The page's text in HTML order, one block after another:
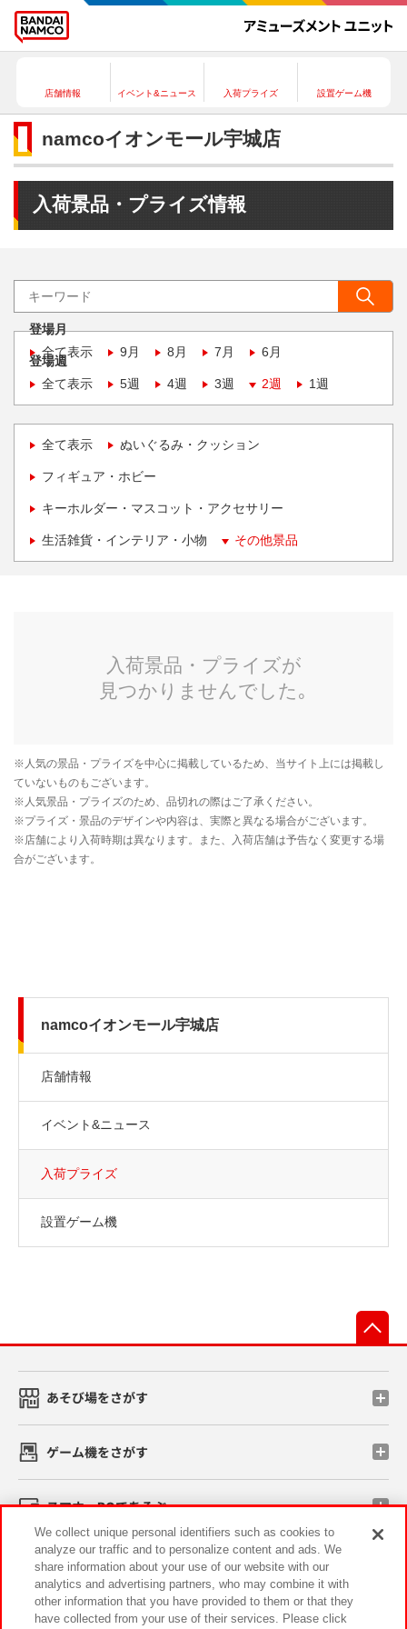
店舗情報 イベント&ニュース 入荷プライズ 設置ゲーム機
namcoイオンモール宇城店
入荷景品・プライズ情報
登場月
全て表示
9月 8月 7月 6月
登場週
全て表示
5週 4週 3週 2週 1週
全て表示 ぬいぐるみ・クッション
フィギュア・ホビー
キーホルダー・マスコット・アクセサリー
生活雑貨・インテリア・小物 その他景品
namcoイオンモール宇城店
店舗情報
イベント&ニュース
入荷プライズ
設置ゲーム機
あそび場をさがす
ゲーム機をさがす
スマホ・PCであそぶ
イベント・キャンペーン
We collect unique personal identifiers such as cookies to
analyze our traffic and to personalize content and ads. We
share information about your use of our website with our
analytics and advertising partners, who may combine it with
other information that you have provided to them or that they
have collected from your use of their services. Please click